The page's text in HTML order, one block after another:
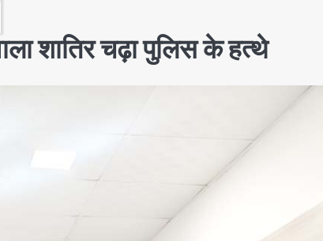
शातिर चढ़ा पुलिस के हत्थे